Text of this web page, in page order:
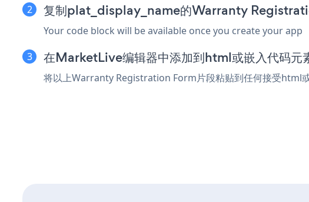
复制plat_display_name的Warranty
Your code block will be available once you create your app
在MarketLive编辑器中添加到html或嵌入代码元
将以上Warranty Registration Form片段粘贴到任何接受html